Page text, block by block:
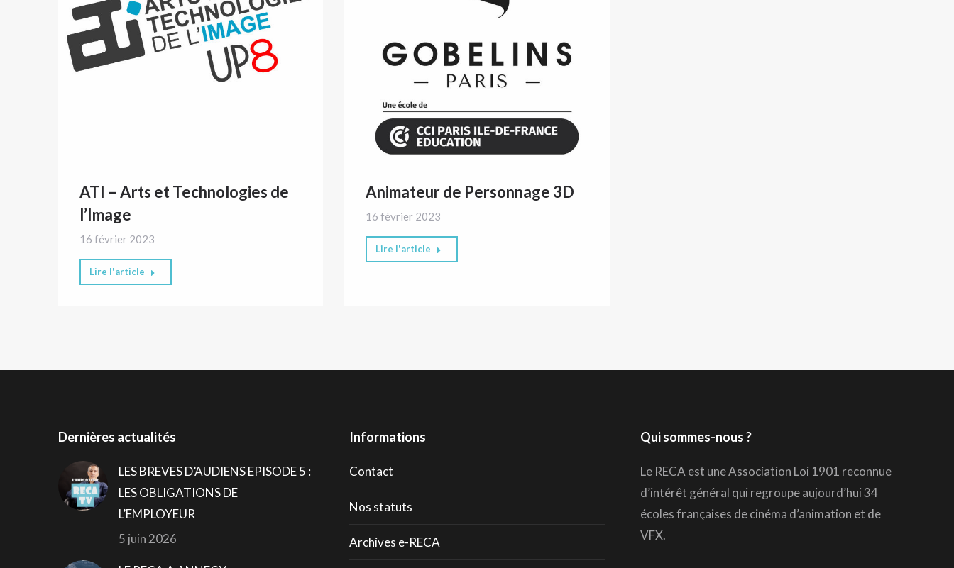
ATI – Arts et Technologies de
l’Image
16 février 2023
Lire l'article
Animateur de Personnage 3D
16 février 2023
Lire l'article
Dernières actualités
LES BREVES D’AUDIENS EPISODE 5 :
LES OBLIGATIONS DE
L’EMPLOYEUR
5 juin 2026
Informations
Contact
Nos statuts
Archives e-RECA
Qui sommes-nous ?
Le RECA est une Association Loi 1901 reconnue
d’intérêt général qui regroupe aujourd’hui 34
écoles françaises de cinéma d’animation et de
VFX.